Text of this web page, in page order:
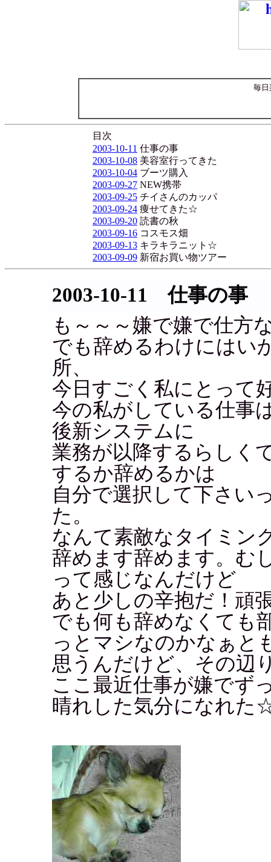
毎日
目次
2003-10-11 仕事の事
2003-10-08 美容室行ってきた
2003-10-04 ブーツ購入
2003-09-27 NEW携帯
2003-09-25 チイさんのカッパ
2003-09-24 痩せてきた☆
2003-09-20 読書の秋
2003-09-16 コスモス畑
2003-09-13 キラキラニット☆
2003-09-09 新宿お買い物ツアー
2003-10-11 仕事の事
も～～～嫌で嫌で仕方
でも辞めるわけにはい
所、
今日すごく私にとって
今の私がしている仕事
後新システムに
業務が以降するらしく
するか辞めるかは
自分で選択して下さい
た。
なんて素敵なタイミン
辞めます辞めます。む
って感じなんだけど
あと少しの辛抱だ！頑
でも何も辞めなくても
っとマシなのかなぁと
思うんだけど、その辺
ここ最近仕事が嫌でず
晴れした気分になれた